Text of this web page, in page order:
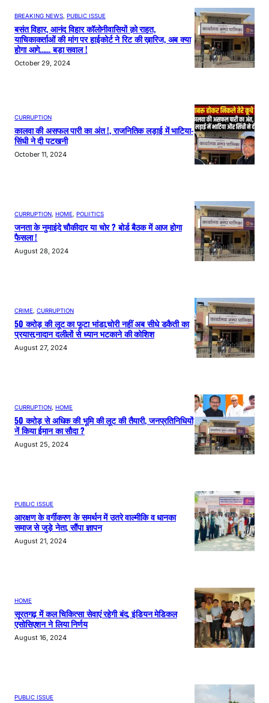
BREAKING NEWS PUBLIC ISSUE
बसंत विहार, आनंद विहार कॉलोनीवासियों क़ो राहत,
याचिकाकर्ताओं की मांग पर हाईकोर्ट ने रिट की ख़ारिज, अब क्या
होगा आगे…… बड़ा सवाल !
October 29, 2024
CURRUPTION
कालवा की असफल पारी का अंत !, राजनितिक लड़ाई में भाटिया-
सिंधी ने दी पटखनी
October 11, 2024
CURRUPTION, HOME, POLIITICS
जनता के नुमाइंदे चौकीदार या चोर ? बोर्ड बैठक में आज होगा
फैसला !
August 28, 2024
CRIME, CURRUPTION
50 करोड़ की लूट का फूटा भांडा,चोरी नहीं अब सीधे डकैती का
प्रयास,नादान दलीलों से ध्यान भटकाने की कोशिश
August 27, 2024
CURRUPTION, HOME
50 करोड़ से अधिक की भूमि की लूट की तैयारी, जनप्रतिनिधियों
नें किया ईमान का सौदा ?
August 25, 2024
PUBLIC ISSUE
आरक्षण के वर्गीकरण के समर्थन में उतरे वाल्मीकि व धानका
समाज से जुड़े नेता, सौंपा ज्ञापन
August 21, 2024
HOME
सूरतगढ़ में कल चिकित्सा सेवाएं रहेगी बंद, इंडियन मेडिकल
एसोसिएशन ने लिया निर्णय
August 16, 2024
PUBLIC ISSUE